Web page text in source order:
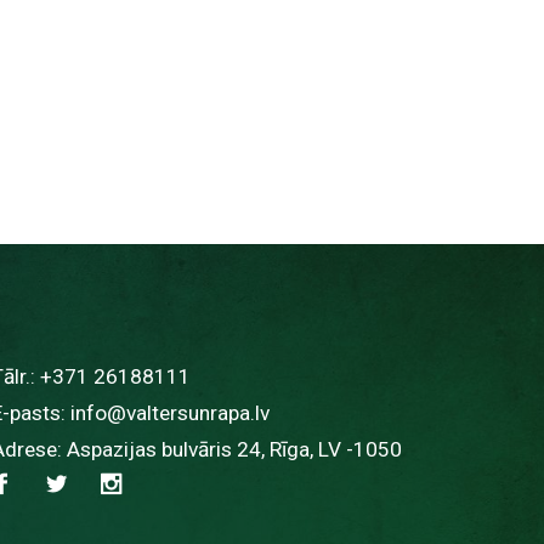
+371 26188111
pasts: info@valtersunrapa.lv
Aspazijas bulvāris 24, Rīga, LV -1050